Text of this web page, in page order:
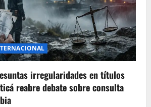
irregularidades en títulos
reabre debate sobre consulta